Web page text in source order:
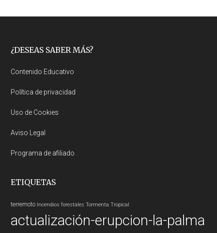
Footer
¿DESEAS SABER MÁS?
Contenido Educativo
Política de privacidad
Uso de Cookies
Aviso Legal
Programa de afiliado
ETIQUETAS
terremoto Incendios forestales Tormenta Tropical
actualización-erupcion-la-palma